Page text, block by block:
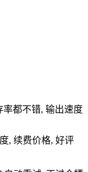
率都不错, 输出速度
, 续费价格, 好评